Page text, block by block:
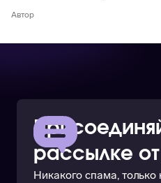
Автор
рассылке
Никакого спама, только